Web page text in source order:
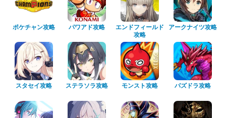
ポケチャン攻略 パワアド攻略
エンドフィールド
攻略
アークナイツ攻略
スタセイ攻略 ステラソラ攻略 モンスト攻略 パズドラ攻略